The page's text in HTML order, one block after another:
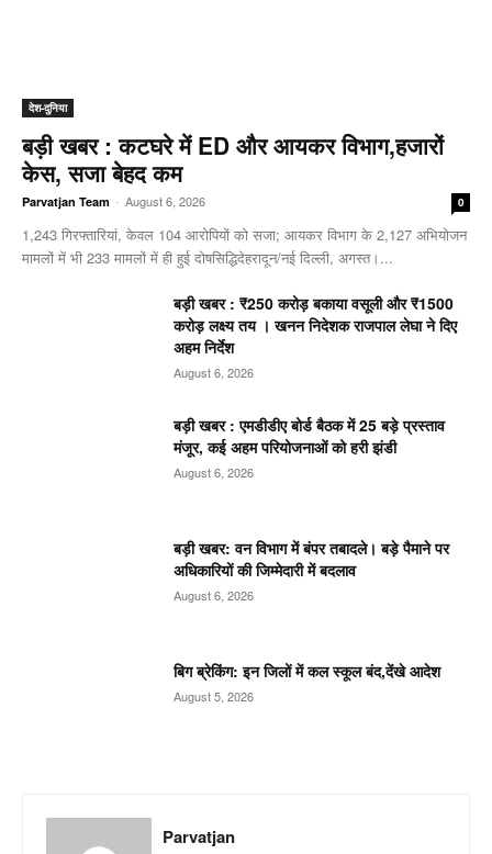
देश-दुनिया
बड़ी खबर : कटघरे में ED और आयकर विभाग,हजारों
केस, सजा बेहद कम
Parvatjan Team - August 6, 2026 0
1,243 गिरफ्तारियां, केवल 104 आरोपियों को सजा; आयकर विभाग के 2,127 अभियोजन
मामलों में भी 233 मामलों में ही हुई दोषसिद्धिदेहरादून/नई दिल्ली, अगस्त।...
बड़ी खबर : ₹250 करोड़ बकाया वसूली और ₹1500
करोड़ लक्ष्य तय । खनन निदेशक राजपाल लेघा ने दिए
अहम निर्देश
August 6, 2026
बड़ी खबर : एमडीडीए बोर्ड बैठक में 25 बड़े प्रस्ताव
मंजूर, कई अहम परियोजनाओं को हरी झंडी
August 6, 2026
बड़ी खबर: वन विभाग में बंपर तबादले। बड़े पैमाने पर
अधिकारियों की जिम्मेदारी में बदलाव
August 6, 2026
बिग ब्रेकिंग: इन जिलों में कल स्कूल बंद,देंखे आदेश
August 5, 2026
Parvatjan